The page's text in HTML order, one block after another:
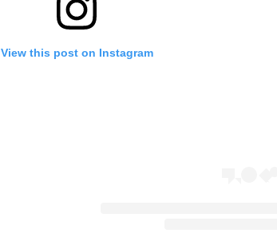
View this post on Instagram